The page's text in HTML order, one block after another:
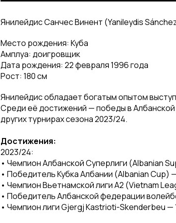
Янилейдис Санчес Винент (Yanileydis
Место рождения: Куба
Амплуа: доигровщик
Дата рождения: 22 февраля 1996 года
Рост: 180 см
Янилейдис обладает богатым опытом
Среди её достижений — победы в Албанской
других турнирах сезона 2023/24.
Достижения:
2023/24:
• Чемпион Албанской Суперлиги (Albanian
• Победитель Кубка Албании (Albanian Cup)
• Чемпион Вьетнамской лиги А2 (Vietnam
• Победитель Албанской федерации
• Чемпион лиги Gjergj Kastrioti-Skenderbeu —